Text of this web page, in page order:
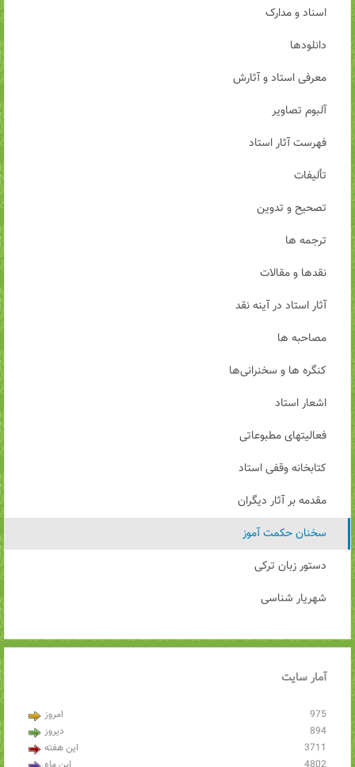
اسناد و مدارک
دانلودها
معرفی استاد و آثارش
آلبوم تصاویر
فهرست آثار استاد
تألیفات
تصحیح و تدوین
ترجمه ها
نقدها و مقالات
آثار استاد در آینه نقد
مصاحبه ها
کنگره ها و سخنرانی‌ها
اشعار استاد
فعالیتهای مطبوعاتی
کتابخانه وقفی استاد
مقدمه بر آثار دیگران
سخنان حکمت آموز
دستور زبان ترکی
شهریار شناسی
آمارسایت
امروز
975
دیروز
894
این هفته
3711